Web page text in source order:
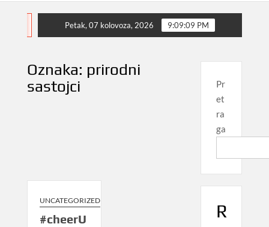
SHAKE ONE PURE Protiv
Petak, 07 kolovoza, 2026 9:09:10 PM
Oznaka: prirodni
sastojci
UNCATEGORIZED
#cheerU
Pr
et
ra
ga
R